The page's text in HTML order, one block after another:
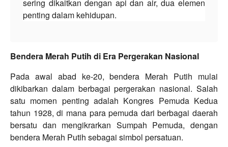
sering dikaitkan dengan api dan air, dua elemen
penting dalam kehidupan.
Bendera Merah Putih di Era Pergerakan Nasional
Pada awal abad ke-20, bendera Merah Putih mulai
dikibarkan dalam berbagai pergerakan nasional. Salah
satu momen penting adalah Kongres Pemuda Kedua
tahun 1928, di mana para pemuda dari berbagai daerah
bersatu dan mengikrarkan Sumpah Pemuda, dengan
bendera Merah Putih sebagai simbol persatuan.